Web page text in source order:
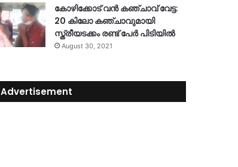
കോഴിക്കോട് വൻ കഞ്ചാവ് വേട്ട:
20 കിലോ കഞ്ചാവുമായി
സ്ത്രീയടക്കം രണ്ട് പേർ പിടിയിൽ
August 30, 2021
Advertisement